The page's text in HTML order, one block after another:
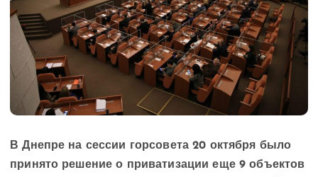
В Днепре на сессии горсовета 20 октября было
принято решение о приватизации еще 9 объектов